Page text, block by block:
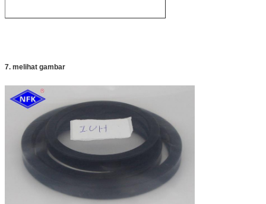
7. melihat gambar